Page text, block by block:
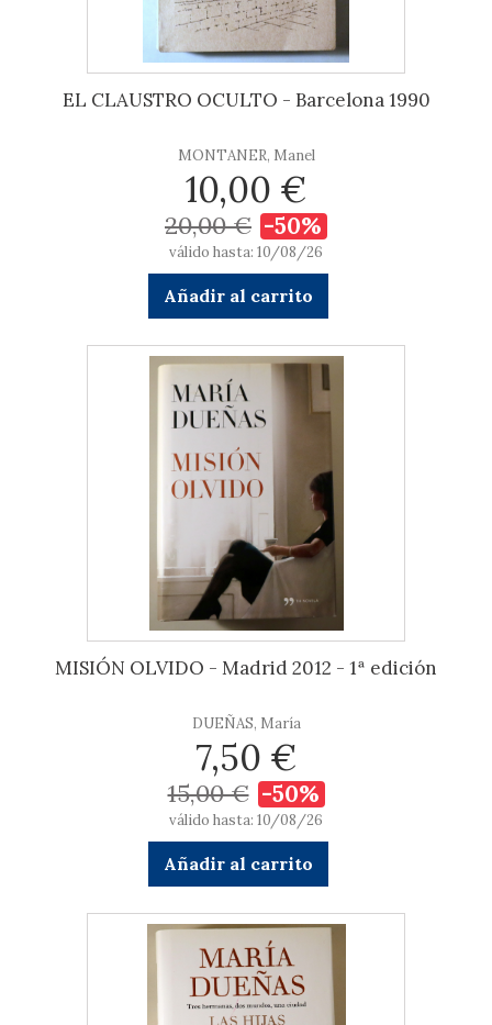
EL CLAUSTRO OCULTO - Barcelona 1990
MONTANER, Manel
10,00 €
20,00 € -50%
válido hasta: 10/08/26
Añadir al carrito
MISIÓN OLVIDO - Madrid 2012 - 1ª edición
DUEÑAS, María
7,50 €
15,00 € -50%
válido hasta: 10/08/26
Añadir al carrito